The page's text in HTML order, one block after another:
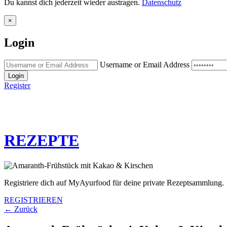
Du kannst dich jederzeit wieder austragen. Datenschutz
×
Login
Username or Email Address
Login
Register
REZEPTE
Registriere dich auf MyAyurfood für deine private Rezeptsammlung.
REGISTRIEREN
← Zurück